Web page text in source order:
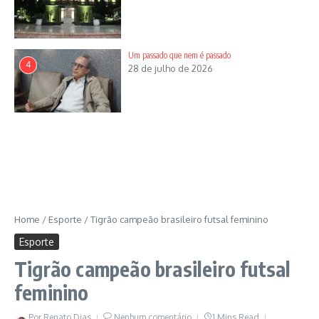
idade, aprovado nos exames médicos, contrato assinado, o
xerifão da defesa alvirrubra vê a equipe qualificada para atingir
a estratégia de 2021.
Gustavo Japa: Seleção Brasileira
4
Um passado que nem é passado
28 de julho de 2026
Home / Esporte /Tigrão campeão brasileiro futsal feminino
Esporte
Tigrão campeão brasileiro futsal
feminino